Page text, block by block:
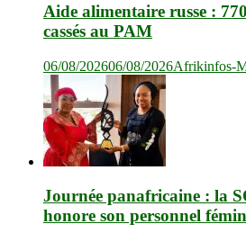
Aide alimentaire russe :
cassés au PAM
06/08/202606/08/2026Afrikinfos-
Journée panafricaine : la
honore son personnel